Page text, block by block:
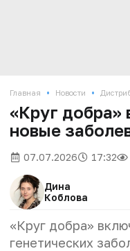
Главная • Новости •
«Круг добра»
новые
07.07.2026 17:32
Дина
Коблова
«Круг добра»
генетических